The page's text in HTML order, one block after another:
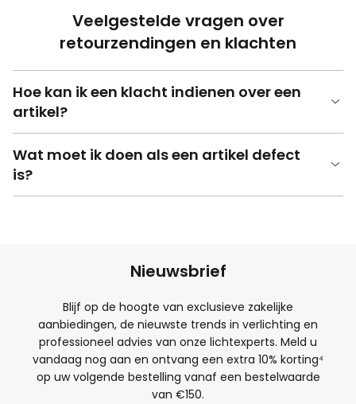
Veelgestelde vragen over
retourzendingen en klachten
Hoe kan ik een klacht indienen over een
artikel?
Wat moet ik doen als een artikel defect
is?
Nieuwsbrief
Blijf op de hoogte van exclusieve zakelijke
aanbiedingen, de nieuwste trends in verlichting en
professioneel advies van onze lichtexperts. Meld u
vandaag nog aan en ontvang een extra 10% korting⁴
op uw volgende bestelling vanaf een bestelwaarde
van €150.